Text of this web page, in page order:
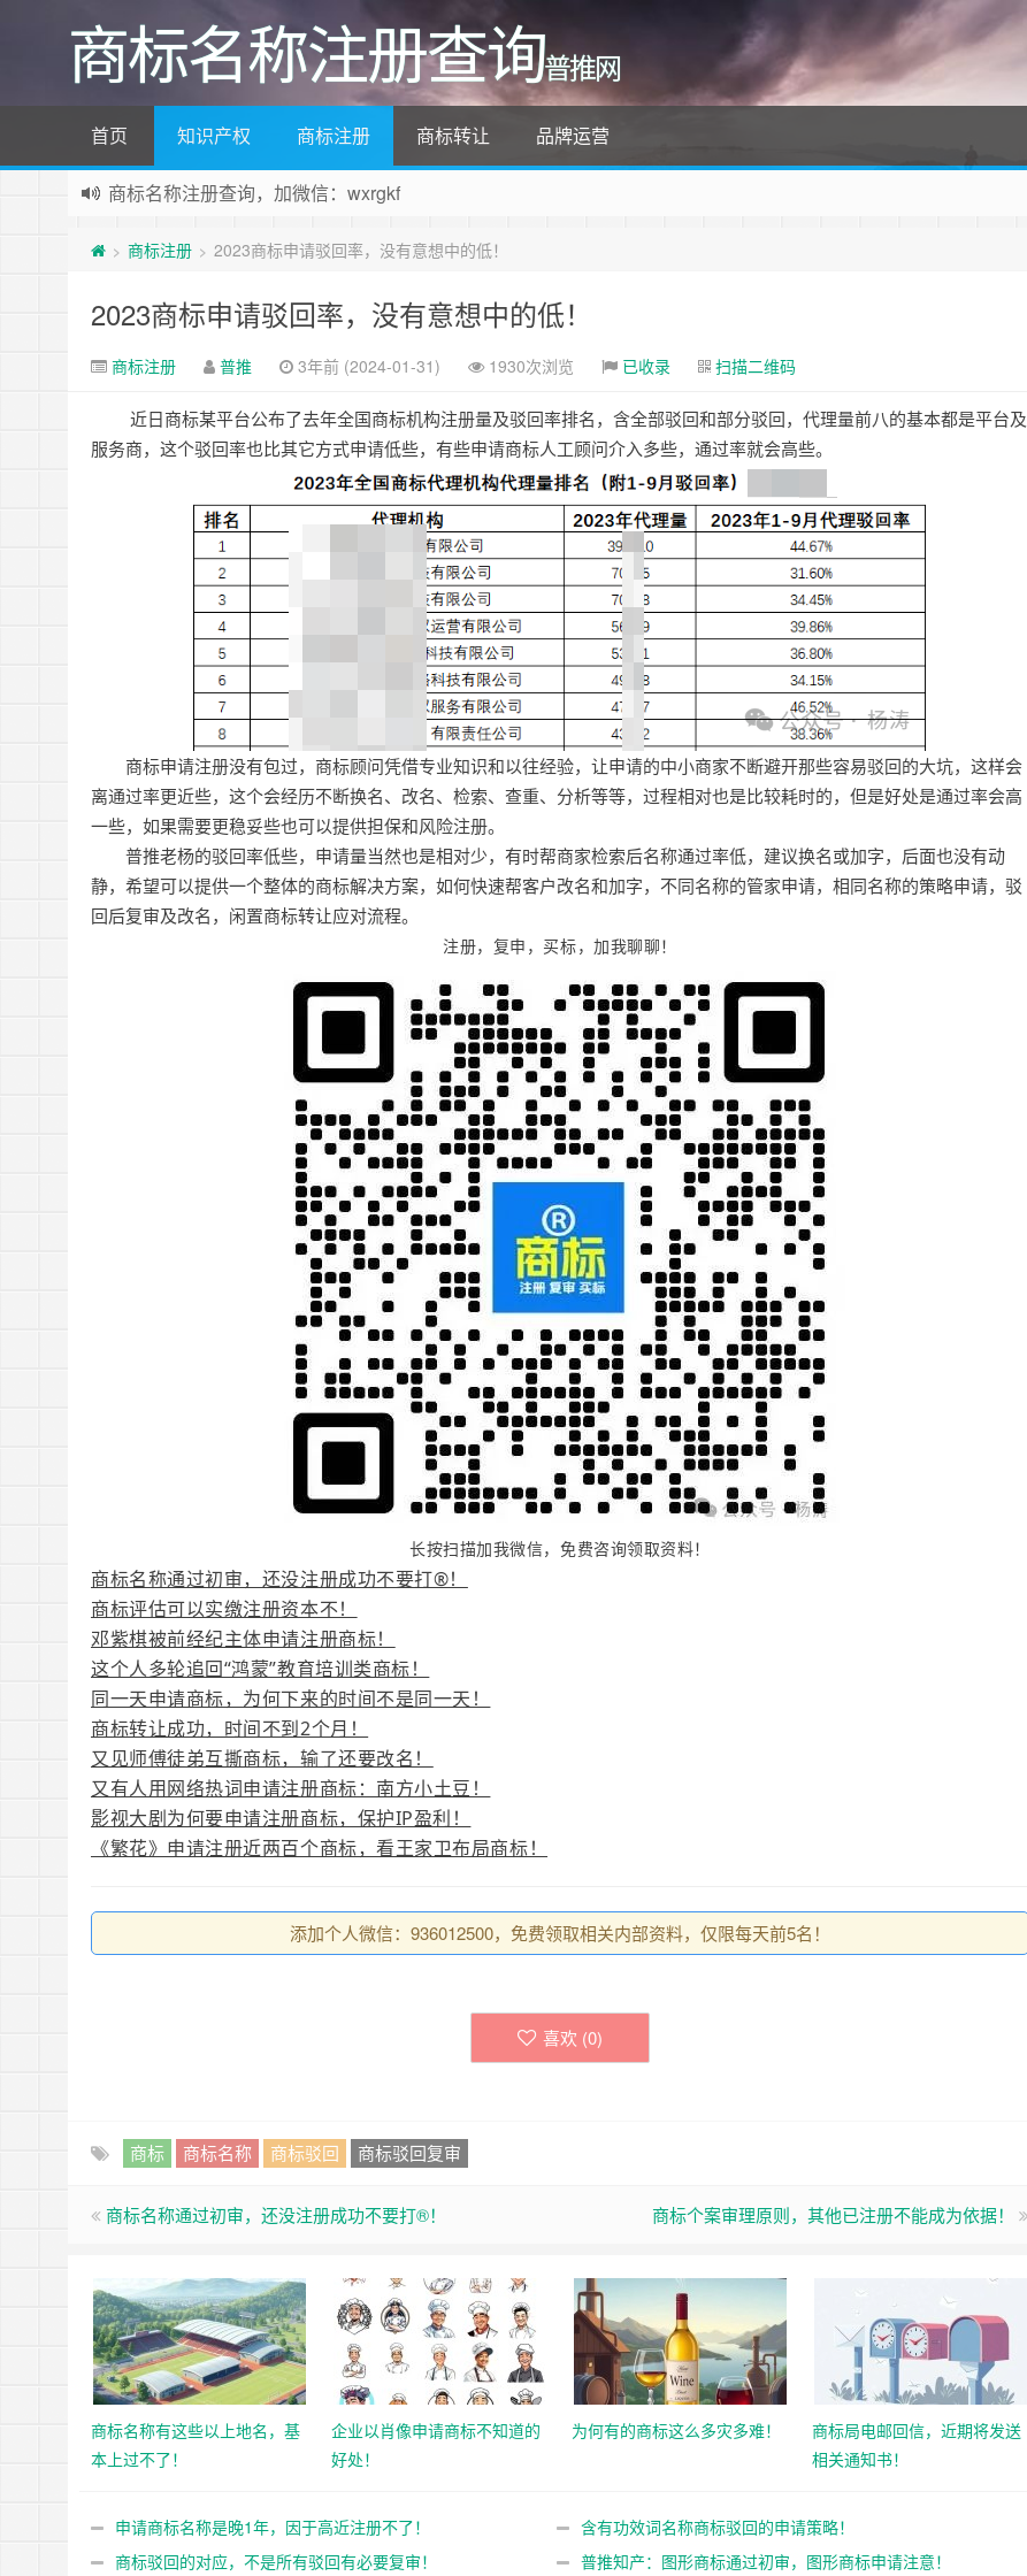
商标名称注册查询普推网
首页 知识产权 商标注册 商标转让 品牌运营
商标名称注册查询，加微信：wxrgkf
> 商标注册 > 2023商标申请驳回率，没有意想中的低！
2023商标申请驳回率，没有意想中的低！
商标注册 普推 3年前 (2024-01-31) 1930次浏览 已收录 扫描二维码
近日商标某平台公布了去年全国商标机构注册量及驳回率排名，含全部驳回和部分驳回，代理量前八的基本都是平台及
服务商，这个驳回率也比其它方式申请低些， 有些申请商标人工顾问介入多些， 通过率就会高些。
商标申请注册没有包过，商标顾问凭借专业知识和以往经验，让申请的中小商家不断避开那些容易驳回的大坑，这样会
离通过率更近些，这个会经历不断换名、改名、检索、查重、分析等等，过程相对也是比较耗时的，但是好处是通过率会高
一些，如果需要更稳妥些也可以提供担保和风险注册。
普推老杨的驳回率低些，申请量当然也是相对少，有时帮商家检索后名称通过率低，建议换名或加字，后面也没有动
静，希望可以提供一个整体的商标解决方案，如何快速帮客户改名和加字，不同名称的管家申请，相同名称的策略申请，驳
回后复审及改名，闲置商标转让应对流程。
注册，复申，买标，加我聊聊！
长按扫描加我微信，免费咨询领取资料！
商标名称通过初审，还没注册成功不要打®！
商标评估可以实缴注册资本不！
邓紫棋被前经纪主体申请注册商标！
这个人多轮追回“鸿蒙”教育培训类商标！
同一天申请商标，为何下来的时间不是同一天！
商标转让成功，时间不到2个月！
又见师傅徒弟互撕商标，输了还要改名！
又有人用网络热词申请注册商标：南方小土豆！
影视大剧为何要申请注册商标，保护IP盈利！
《繁花》申请注册近两百个商标，看王家卫布局商标！
添加个人微信：936012500，免费领取相关内部资料，仅限每天前5名！
喜欢 (0)
商标 商标名称 商标驳回 商标驳回复审
商标名称通过初审，还没注册成功不要打®！ 商标个案审理原则，其他已注册不能成为依据！
商标名称有这些以上地名，基
本上过不了！
企业以肖像申请商标不知道的
好处！
为何有的商标这么多灾多难！
商标局电邮回信，近期将发送
相关通知书！
申请商标名称是晚1年，因于高近注册不了！
含有功效词名称商标驳回的申请策略！
商标驳回的对应，不是所有驳回有必要复审！
普推知产：图形商标通过初审，图形商标申请注意！